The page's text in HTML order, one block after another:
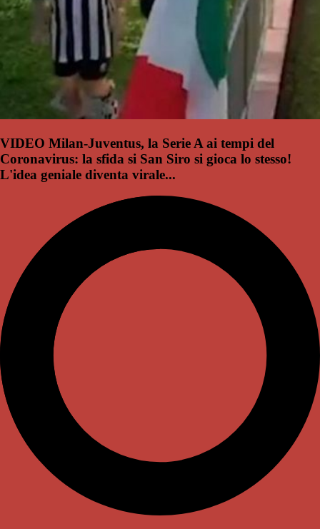
VIDEO Milan-Juventus, la Serie A ai tempi del
Coronavirus: la sfida si San Siro si gioca lo stesso!
L'idea geniale diventa virale...